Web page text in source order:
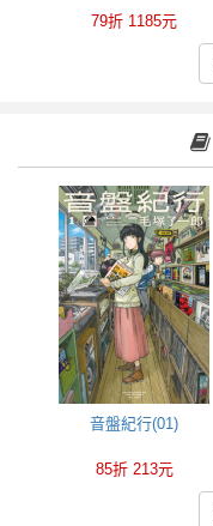
79折 1185元
音盤紀行(01)
85折 213元